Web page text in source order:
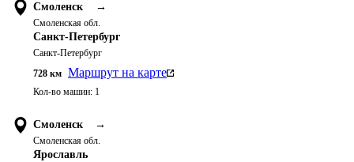
Смоленск →
Смоленская обл.
Санкт-Петербург
Санкт-Петербург
728 км Маршрут на карте
Кол-во машин: 1
Смоленск →
Смоленская обл.
Ярославль